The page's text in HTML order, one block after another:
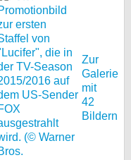
Zur
Galerie
mit
42
Bildern